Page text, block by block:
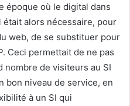
époque où le digital dans
était alors nécessaire, pour
web, de se substituer pour
Ceci permettait de ne pas
de visiteurs au SI
bon niveau de service, en
à un SI qui